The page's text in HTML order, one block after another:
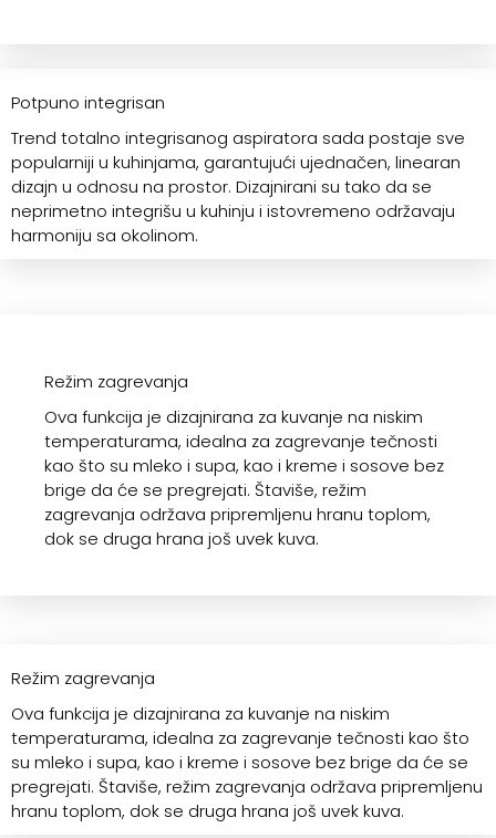
Potpuno integrisan
Trend totalno integrisanog aspiratora sada postaje sve
popularniji u kuhinjama, garantujući ujednačen, linearan
dizajn u odnosu na prostor. Dizajnirani su tako da se
neprimetno integrišu u kuhinju i istovremeno održavaju
harmoniju sa okolinom.
Režim zagrevanja
Ova funkcija je dizajnirana za kuvanje na niskim
temperaturama, idealna za zagrevanje tečnosti
kao što su mleko i supa, kao i kreme i sosove bez
brige da će se pregrejati. Štaviše, režim
zagrevanja održava pripremljenu hranu toplom,
dok se druga hrana još uvek kuva.
Režim zagrevanja
Ova funkcija je dizajnirana za kuvanje na niskim
temperaturama, idealna za zagrevanje tečnosti kao što
su mleko i supa, kao i kreme i sosove bez brige da će se
pregrejati. Štaviše, režim zagrevanja održava pripremljenu
hranu toplom, dok se druga hrana još uvek kuva.